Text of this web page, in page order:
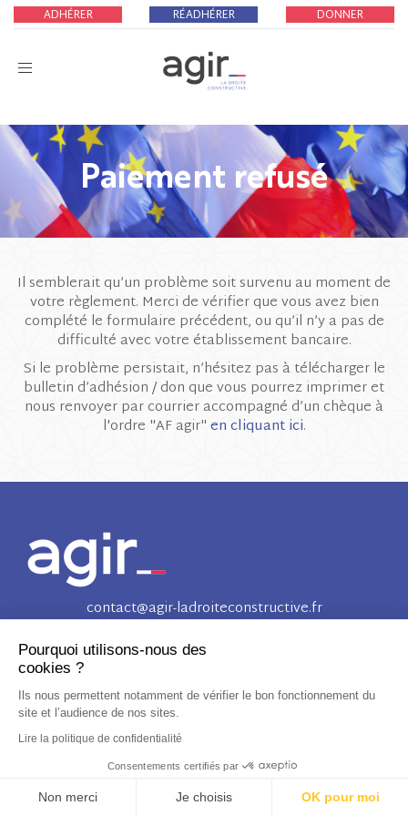
ADHÉRER RÉADHÉRER DONNER
Toggle
Paiement refusé
Il semblerait qu’un problème soit survenu au moment de
votre règlement. Merci de vérifier que vous avez bien
complété le formulaire précédent, ou qu’il n’y a pas de
difficulté avec votre établissement bancaire.
Si le problème persistait, n’hésitez pas à télécharger le
bulletin d’adhésion / don que vous pourrez imprimer et
nous renvoyer par courrier accompagné d’un chèque à
l'ordre "AF agir"en cliquant ici.
contact@agir-ladroiteconstructive.fr
Pourquoi utilisons-nous des
cookies ?
Ils nous permettent notamment de vérifier le
bon fonctionnement du site et l’audience de nos sites.
Lire la politique de confidentialité
Consentements certifiés par
Non merci Je choisis OK pour moi